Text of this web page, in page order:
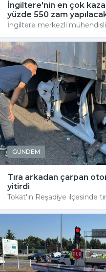
İngiltere'nin en çok
yüzde 550 zam
İngiltere merkezli
GÜNDEM
Tıra arkadan çarpan
yitirdi
Tokat'ın Reşadiye ilçesinde